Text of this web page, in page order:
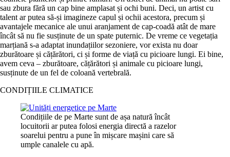
sau zbura fără un cap bine amplasat și ochi buni. Deci, un artist cu
talent ar putea să-și imagineze capul și ochii acestora, precum și
avantajele mecanice ale unui aranjament de cap-coadă atât de mare
încât să nu fie susținute de un spate puternic. De vreme ce vegetația
marțiană s-a adaptat inundațiilor sezoniere, vor exista nu doar
zburătoare și cățărători, ci și forme de viață cu picioare lungi. Ei bine,
avem ceva – zburătoare, cățărători și animale cu picioare lungi,
susținute de un fel de coloană vertebrală.
CONDIȚIILE CLIMATICE
Condițiile de pe Marte sunt de așa natură încât
locuitorii ar putea folosi energia directă a razelor
soarelui pentru a pune în mișcare mașini care să
umple canalele cu apă.